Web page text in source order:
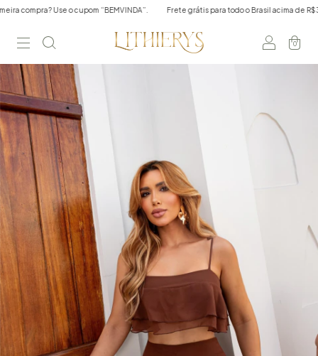
Use o cupom “BEMVINDA”. Frete grátis para todo o Brasil acima de R$350,00 em
0